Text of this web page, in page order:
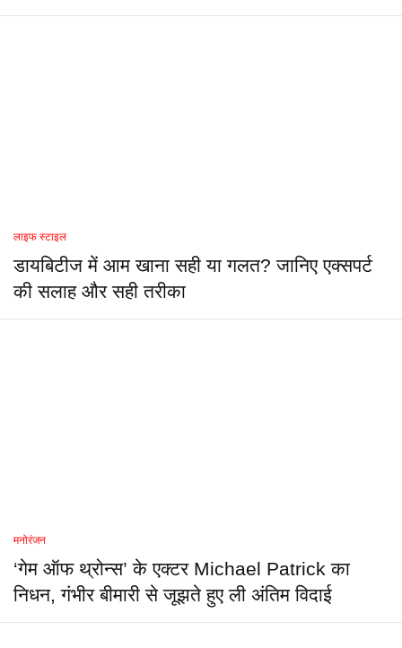
लाइफ स्टाइल
डायबिटीज में आम खाना सही या गलत? जानिए एक्सपर्ट
की सलाह और सही तरीका
मनोरंजन
‘गेम ऑफ थ्रोन्स’ के एक्टर Michael Patrick का
निधन, गंभीर बीमारी से जूझते हुए ली अंतिम विदाई